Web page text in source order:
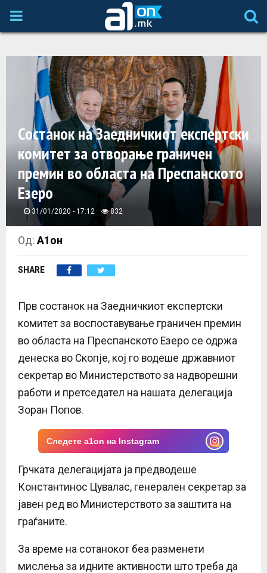
P
R
M
E
N
U
Состанок на Заедничкиот експертски
комитет за отворање граничен
премин во областа на Преспанското
Езеро
31/01/2020 - 17:12 832
Од:А1он
SHARE
Прв состанок на Заедничкиот експертски
комитет за воспоставување граничен премин
во областа на Преспанското Езеро се одржа
денеска во Скопје, кој го водеше државниот
секретар во Министерството за надворешни
работи и претседател на нашата делегација
Зоран Попов.
Следете a1on на Instagram
Грчката делегацијата ја предводеше
Константинос Цувалас, генерален секретар за
јавен ред во Министерството за заштита на
граѓаните.
За време на сотанокот беа разменети
мислења за идните активности што треба да